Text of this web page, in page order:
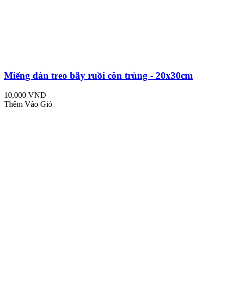
Miếng dán treo bẫy ruồi côn trùng - 20x30cm
10,000 VND
Thêm Vào Giỏ